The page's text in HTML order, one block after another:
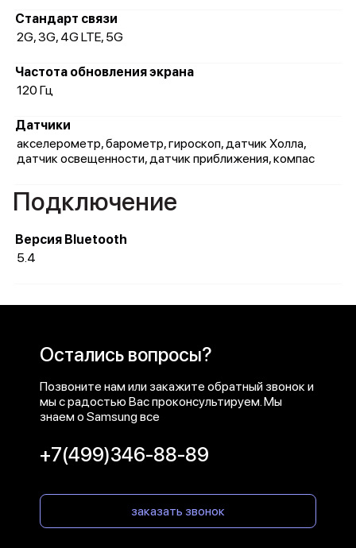
Стандарт связи
2G, 3G, 4G LTE, 5G
Частота обновления экрана
120 Гц
Датчики
акселерометр, барометр, гироскоп, датчик Холла,
датчик освещенности, датчик приближения, компас
Подключение
Версия Bluetooth
5.4
Остались вопросы?
Позвоните нам или закажите обратный звонок и
мы с радостью Вас проконсультируем. Мы
знаем о Samsung все
+7(499)346-88-89
заказать звонок